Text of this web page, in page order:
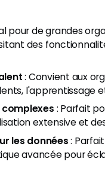
pour de grandes
des
: Convient aux
l'apprentissage
: Parfait
extensive et
les données:
avancée pour